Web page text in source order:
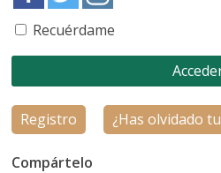
Recuérdame
Registro ¿Has olvidado
Compártelo